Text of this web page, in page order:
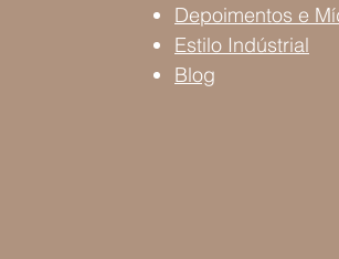
Depoimentos e
Estilo Indústrial
Blog